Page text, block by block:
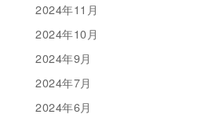
2024年11月
2024年10月
2024年9月
2024年7月
2024年6月